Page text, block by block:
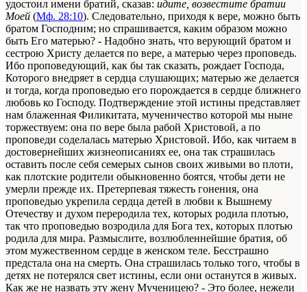
удостоил имени братий, сказав: идите, возвестите братии
Моей (Мф. 28:10). Следовательно, приходя к вере, можно быть
братом Господним; но спрашивается, каким образом можно
быть Его матерью? - Надобно знать, что верующий братом и
сестрою Христу делается по вере, а матерью через проповедь.
Ибо проповедующий, как бы так сказать, рождает Господа,
Которого внедряет в сердца слушающих; матерью же делается
и тогда, когда проповедью его порождается в сердце ближнего
любовь ко Господу. Подтверждение этой истины представляет
нам блаженная Филикитата, мученичество которой мы ныне
торжествуем: она по вере была рабой Христовой, а по
проповеди соделалась матерью Христовой. Ибо, как читаем в
достовернейших жизнеописаниях ее, она так страшилась
оставить после себя семерых сынов своих живыми во плоти,
как плотские родители обыкновенно боятся, чтобы дети не
умерли прежде их. Претерпевая тяжесть гонения, она
проповедью укрепила сердца детей в любви к Вышнему
Отечеству и духом переродила тех, которых родила плотью,
так что проповедью возродила для Бога тех, которых плотью
родила для мира. Размыслите, возлюбленнейшие братия, об
этом мужественном сердце в женском теле. Бесстрашно
предстала она на смерть. Она страшилась только того, чтобы в
детях не потерялся свет истины, если они останутся в живых.
Как же не назвать эту жену Мученицею? - Это более, нежели